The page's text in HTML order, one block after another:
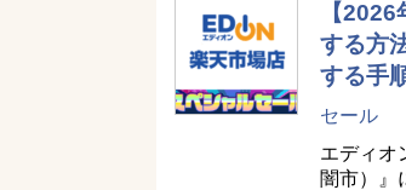
【
する方
する手
セール
エディオ
闇市）』